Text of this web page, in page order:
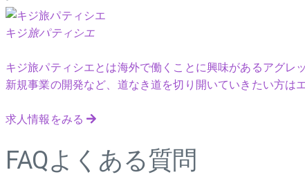
キジ旅パティシエ
キジ旅パティシエとは海外で働くことに興味があるアグレ
新規事業の開発など、道なき道を切り開いていきたい方は
求人情報をみる
FAQよくある質問